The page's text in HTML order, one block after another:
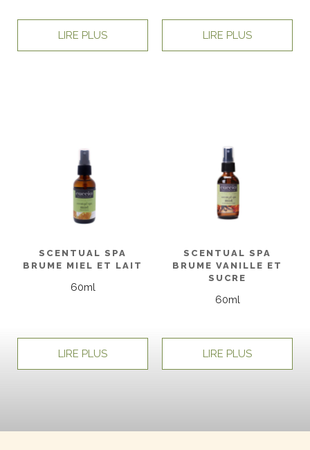
LIRE PLUS LIRE PLUS
SCENTUAL SPA
BRUME MIEL ET LAIT
60ml
LIRE PLUS
SCENTUAL SPA
BRUME VANILLE ET
SUCRE
60ml
LIRE PLUS